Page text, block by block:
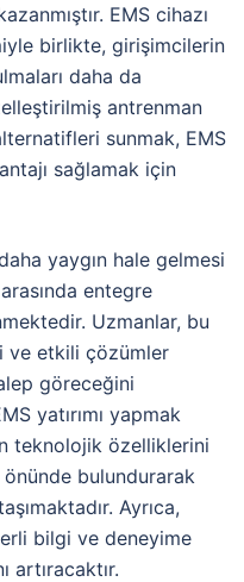
EMS cihazı
birlikte, girişimcilerin
daha da
antrenman
sunmak, EMS
sağlamak için
yaygın hale gelmesi
entegre
Uzmanlar, bu
ve etkili çözümler
göreceğini
yatırımı yapmak
teknolojik özelliklerini
bulundurarak
Ayrıca,
bilgi ve deneyime
artıracaktır.